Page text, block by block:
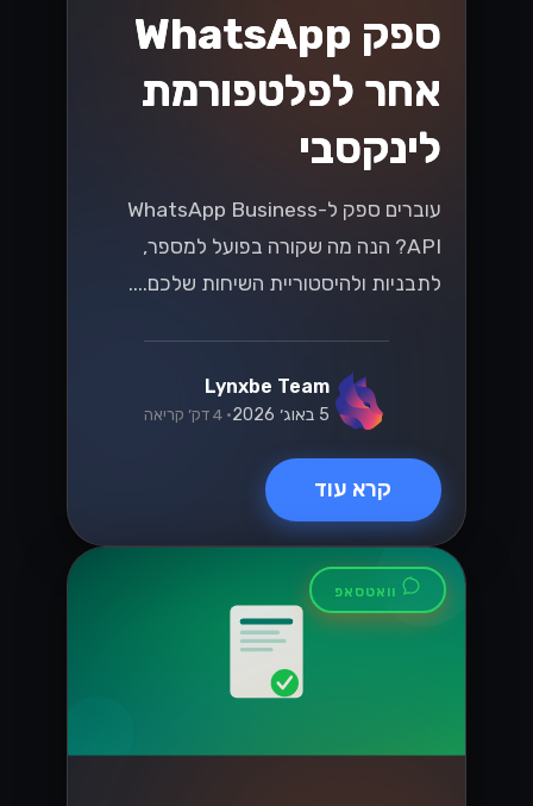
ספק WhatsApp
אחר לפלטפורמת
לינקסבי
עוברים ספק ל-WhatsApp Business
API? הנה מה שקורה בפועל למספר,
לתבניות ולהיסטוריית השיחות שלכם....
Lynxbe Team
5 באוג׳ 2026 • 4 דק׳ קריאה
קרא עוד
וואטסאפ